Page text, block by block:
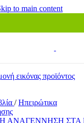
to main content
/ Ηπειρώτικα
ΑΝΑΓΕΝΝΗΣΗ ΣΤΑ